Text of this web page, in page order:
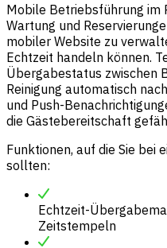
Mobile Betriebsführung im
Wartung und
mobiler Website zu
Echtzeit handeln können.
Übergabestatus zwischen
Reinigung automatisch
und Push-
die Gästebereitschaft
Funktionen, auf die Sie bei
sollten:
Echtzeit-
Zeitstempeln